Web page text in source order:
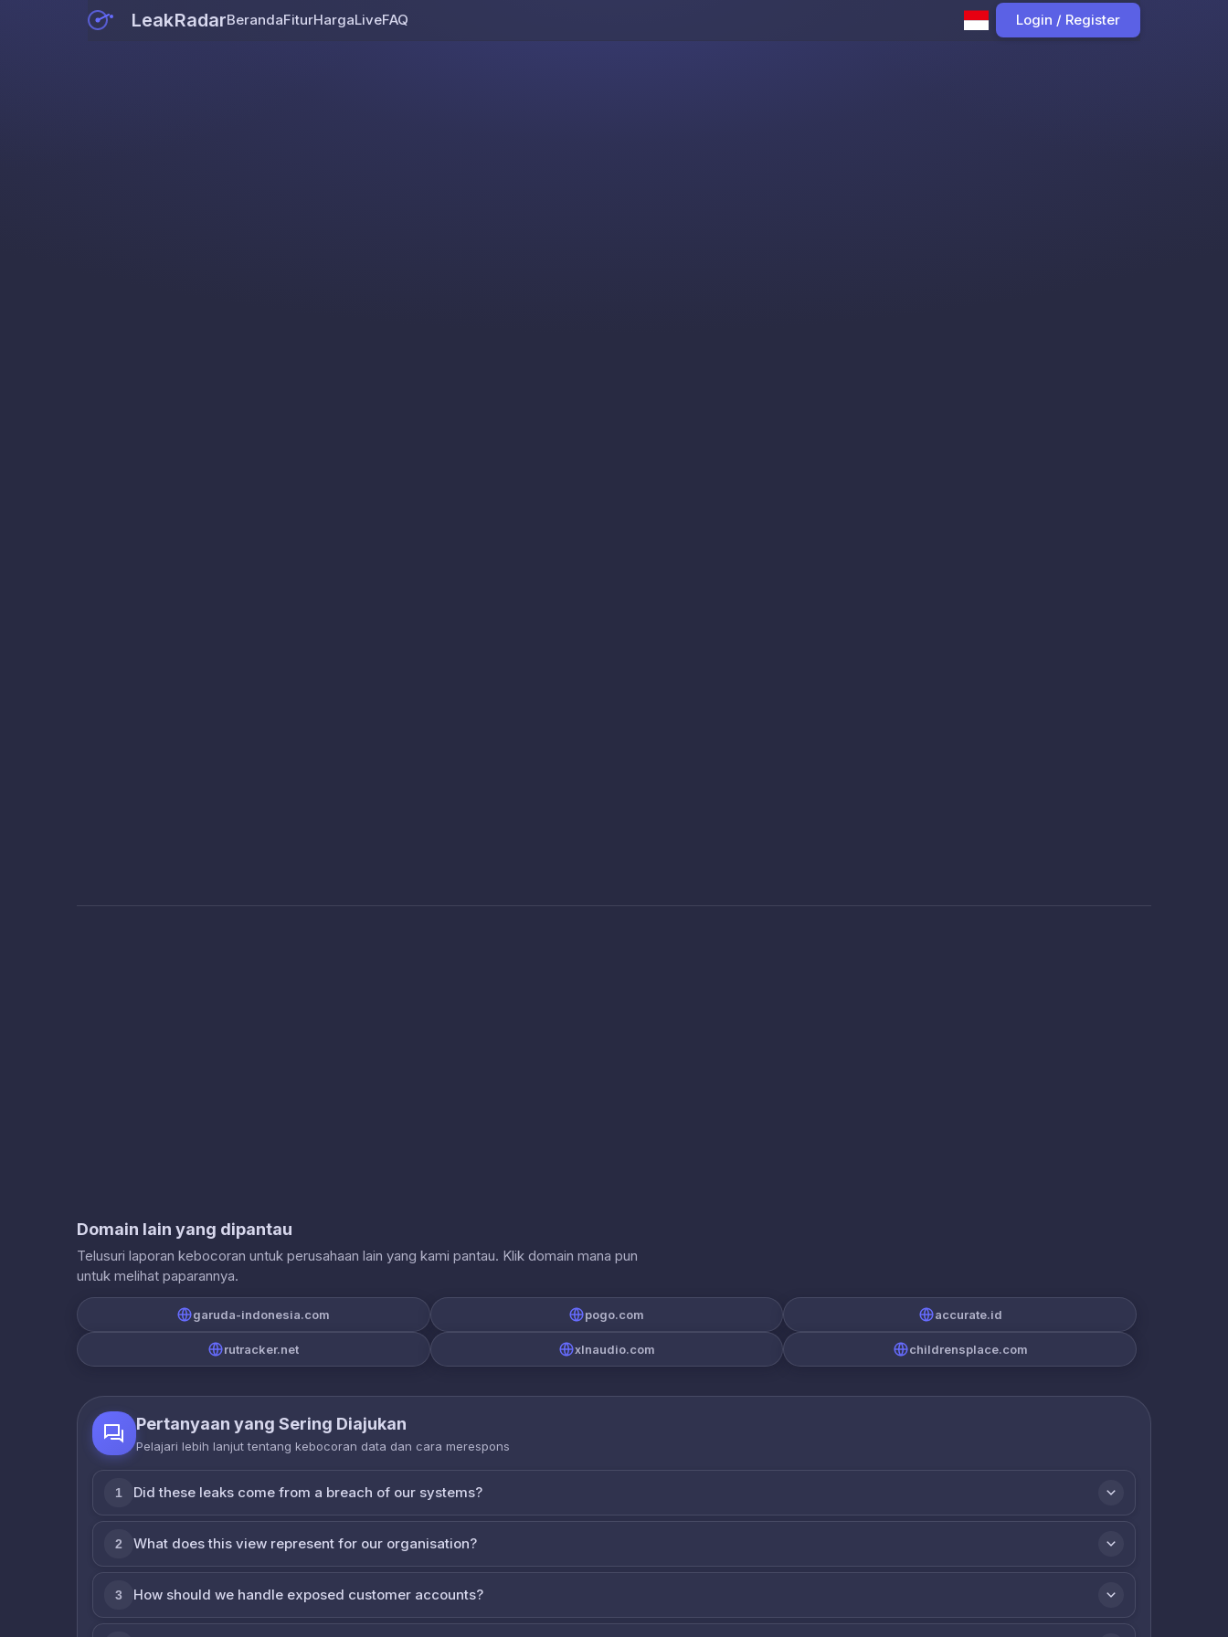
LeakRadarBerandaFiturHargaLiveFAQ Login / Register
Domain lain yang dipantau
Telusuri laporan kebocoran untuk perusahaan lain yang kami pantau. Klik domain mana pun
untuk melihat paparannya.
garuda-indonesia.com pogo.com accurate.id
rutracker.net xlnaudio.com childrensplace.com
Pertanyaan yang Sering Diajukan
Pelajari lebih lanjut tentang kebocoran data dan cara merespons
1 Did these leaks come from a breach of our systems?
2 What does this view represent for our organisation?
3 How should we handle exposed customer accounts?